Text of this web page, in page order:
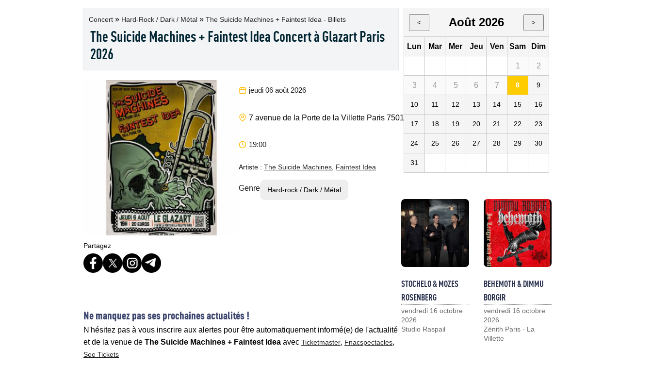
Concert » Hard-Rock / Dark / Métal » The Suicide Machines + Faintest Idea - Billets
The Suicide Machines + Faintest Idea Concert à Glazart Paris
2026
jeudi 06 août 2026
7 avenue de la Porte de la Villette Paris 75019 Glazart
19:00
Artiste : The Suicide Machines Faintest Idea
Genre Hard-rock / Dark / Métal
Partagez
Ne manquez pas ses prochaines actualités !
N'hésitez pas à vous inscrire aux alertes pour être automatiquement informé(e) de l'actualité
et de la venue de The Suicide Machines + Faintest Idea avec Ticketmaster, Fnacspectacles,
See Tickets
< Août 2026 >
Lun Mar Mer Jeu Ven Sam Dim
1 2
3 4 5 6 7 8 9
10 11 12 13 14 15 16
17 18 19 20 21 22 23
24 25 26 27 28 29 30
31
STOCHELO & MOZES
ROSENBERG
vendredi 16 octobre
2026
Studio Raspail
BEHEMOTH & DIMMU
BORGIR
vendredi 16 octobre
2026
Zénith Paris - La
Villette